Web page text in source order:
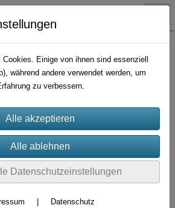
Hybriden
Sortierung wählen
Cookies. Einige von ihnen sind essenziell
während andere verwendet werden, um
zu verbessern.
Datenschutzeinstellungen
Datenschutz